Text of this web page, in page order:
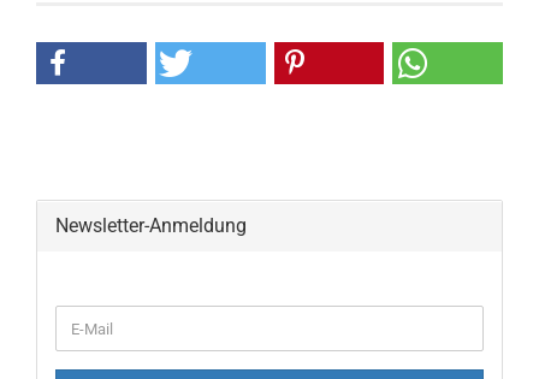
Newsletter-Anmeldung
ZUR
E-
Mail